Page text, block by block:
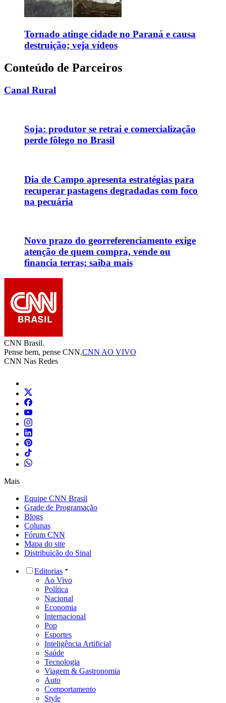
Tornado atinge cidade no Paraná e causa
destruição; veja vídeos
Conteúdo de Parceiros
Canal Rural
Soja: produtor se retrai e comercialização
perde fôlego no Brasil
Dia de Campo apresenta estratégias para
recuperar pastagens degradadas com foco
na pecuária
Novo prazo do georreferenciamento exige
atenção de quem compra, vende ou
financia terras; saiba mais
CNN Brasil.
Pense bem, pense CNN.CNN AO VIVO
CNN Nas Redes
Mais
Equipe CNN Brasil
Grade de Programação
Blogs
Colunas
Fórum CNN
Mapa do site
Distribuição do Sinal
Editorias
Ao Vivo
Política
Nacional
Economia
Internacional
Pop
Esportes
Inteligência Artificial
Saúde
Tecnologia
Viagem & Gastronomia
Auto
Comportamento
Style